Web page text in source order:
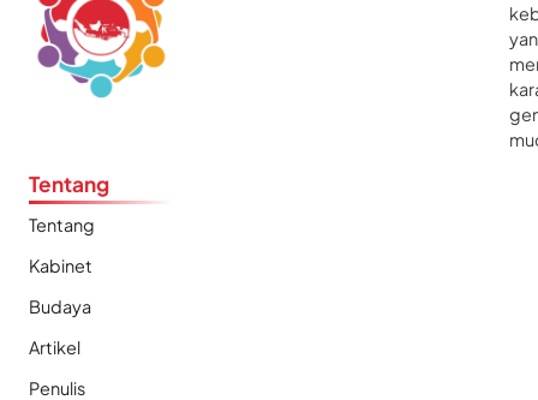
Tentang
Tentang
Kabinet
Budaya
Artikel
Penulis